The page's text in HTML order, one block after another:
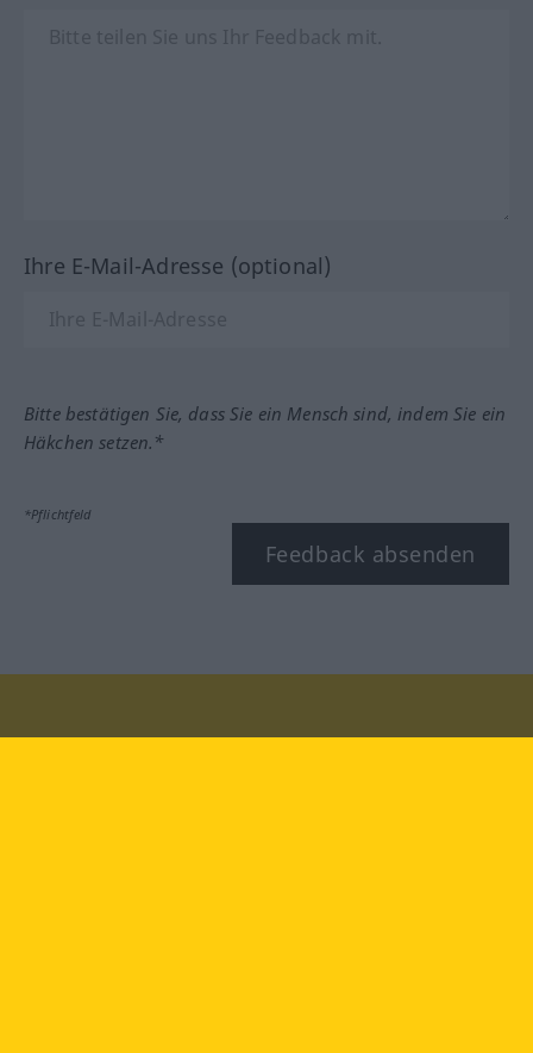
Ihre E-Mail-Adresse (optional)
Bitte bestätigen Sie, dass Sie ein Mensch sind, indem Sie ein
Häkchen setzen.*
*Pflichtfeld
Feedback absenden
Besuchen Sie uns auf: